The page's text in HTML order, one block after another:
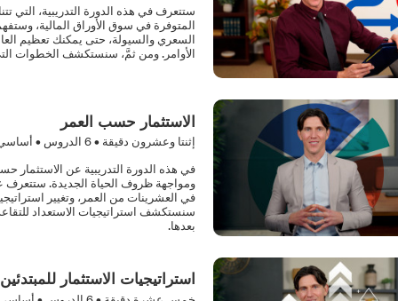
ستتعرف في هذه الدورة التدريبية، التي
المتوفرة في سوق الأوراق المالية،
السعري والسيولة، حتى يمكنك تعظيم
الأوامر. ومن ثمَّ، سنستكشف الخطوات
الاستثمار حسب العمر
إثنتا وعشرون دقيقة •6الدروس •
في هذه الدورة التدريبية عن
ومواجهة ظروف الحياة الجديدة. ستتعرف
في العشرينات من العمر، وتغيير
سنستكشف استراتيجيات الاستعداد
بعدها.
استراتيجيات الاستثمار للمبتدئين